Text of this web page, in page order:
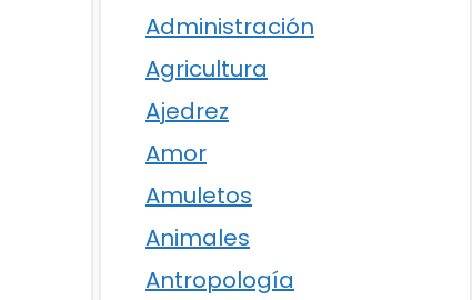
Administración
Agricultura
Ajedrez
Amor
Amuletos
Animales
Antropología